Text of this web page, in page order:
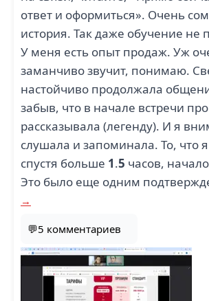
ответ и оформиться». Очень
история. Так даже обучение не
У меня есть опыт продаж. Уж
заманчиво звучит, понимаю.
настойчиво продолжала
забыв, что в начале встречи
рассказывала (легенду). И я
слушала и запоминала. То, что
спустя больше 1.5 часов,
Это было еще одним
→
💬5 комментариев